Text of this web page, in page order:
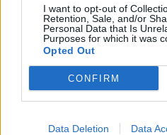
I want to opt-out of
Retention, Sale, and/or
Personal Data that Is
Purposes for which it was
Opted Out
CONFIRM
Data Deletion Data